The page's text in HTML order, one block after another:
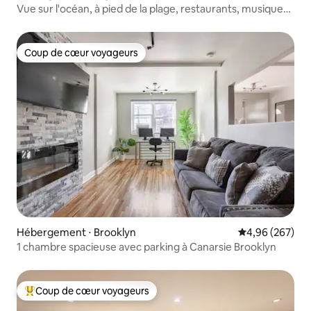
Vue sur l'océan, à pied de la plage, restaurants, musique
Coup de cœur voyageurs
Coup de cœur voyageurs
Hébergement ⋅ Brooklyn Évaluation
4,96 (267)
1 chambre spacieuse avec parking à Canarsie Brooklyn
Coups de cœur voyageurs les plus appréciés
Coup de cœur voyageurs